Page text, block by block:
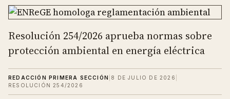
Resolución 254/2026 aprueba normas sobre
protección ambiental en energía eléctrica
REDACCIÓN PRIMERA SECCIÓN 8 DE JULIO DE 2026
RESOLUCIÓN 254/2026